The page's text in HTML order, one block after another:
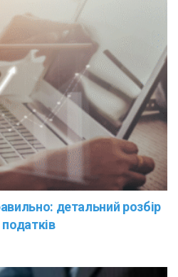
детальний розбір